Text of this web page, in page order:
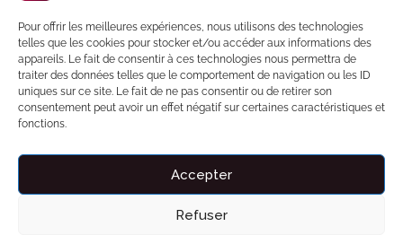
Pour offrir les meilleures expériences, nous utilisons des technologies
telles que les cookies pour stocker et/ou accéder aux informations des
appareils. Le fait de consentir à ces technologies nous permettra de
traiter des données telles que le comportement de navigation ou les ID
uniques sur ce site. Le fait de ne pas consentir ou de retirer son
consentement peut avoir un effet négatif sur certaines caractéristiques et
fonctions.
Accepter
Refuser
1 nuit, du 18 au 19 août 2026
Conciergerie 7j/7 incluse
Garantie séjour incluse
🎁
Carte d'invitation personnalisée
Un jeu de cartes pour deux